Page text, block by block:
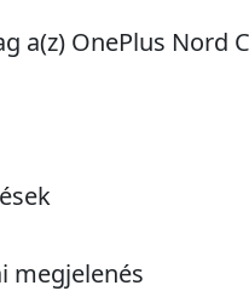
a(z) OnePlus Nord
megjelenés